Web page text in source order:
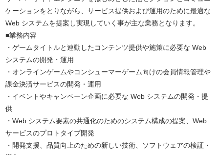
ケーションをとりながら、サービス提供および運用のために最適な
Web システムを提案し実現していく事が主な業務となります。
■業務内容
・ゲームタイトルと連動したコンテンツ提供や施策に必要な Web
システムの開発・運用
・オンラインゲームやコンシューマーゲーム向けの会員情報管理や
課金決済サービスの開発・運用
・イベントやキャンペーン企画に必要な Web システムの開発・提
供
・Web システム要素の共通化のためのシステム構成の提案、Web
サービスのプロトタイプ開発
・開発支援、品質向上のための新しい技術、ソフトウェアの検証・